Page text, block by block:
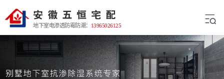
地下室电渗透防霉防潮： 13965026125